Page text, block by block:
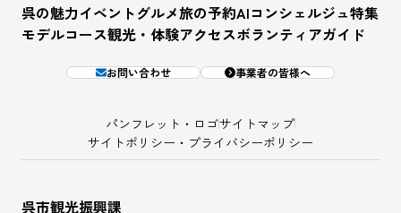
呉の魅力イベントグルメ旅の予約AIコンシェルジュ特集
モデルコース観光・体験アクセスボランティアガイド
お問い合わせ 事業者の皆様へ
パンフレット・ロゴサイトマップ
サイトポリシー・プライバシーポリシー
呉市観光振興課